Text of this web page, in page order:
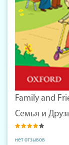
Family and
Семья и
нет отзывов